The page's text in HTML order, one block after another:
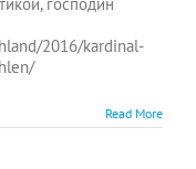
господин
2016/kardinal-
Read More